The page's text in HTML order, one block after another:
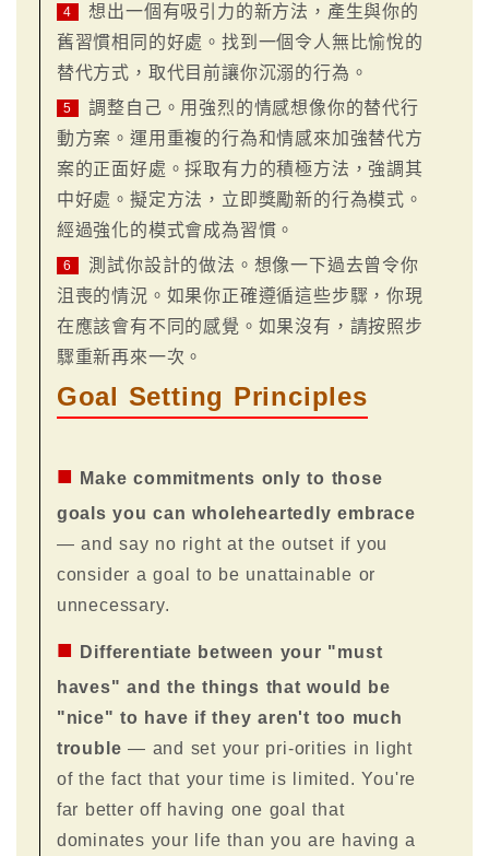
4
想出一個有吸引力的新方法，產生與你的
舊習慣相同的好處。找到一個令人無比愉悅的
替代方式，取代目前讓你沉溺的行為。
5
調整自己。用強烈的情感想像你的替代行
動方案。運用重複的行為和情感來加強替代方
案的正面好處。採取有力的積極方法，強調其
中好處。擬定方法，立即獎勵新的行為模式。
經過強化的模式會成為習慣。
6
測試你設計的做法。想像一下過去曾令你
沮喪的情況。如果你正確遵循這些步驟，你現
在應該會有不同的感覺。如果沒有，請按照步
驟重新再來一次。
Goal Setting Principles
■
Make commitments only to those
goals you can wholeheartedly embrace
— and say no right at the outset if you
consider a goal to be unattainable or
unnecessary.
■
Differentiate between your "must
haves" and the things that would be
"nice" to have if they aren't too much
trouble — and set your pri-orities in light
of the fact that your time is limited. You're
far better off having one goal that
dominates your life than you are having a